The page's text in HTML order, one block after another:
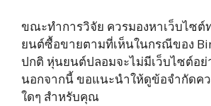
ขณะทำการวิจัย ควรมองหาเว็บไซต์
ยนต์ซื้อขายตามที่เห็นในกรณีของ
ปกติ หุ่นยนต์ปลอมจะไม่มีเว็บไซต์อย่
นอกจากนี้ ขอแนะนำให้ดูข้อจำกัดค
ใดๆ สำหรับคุณ